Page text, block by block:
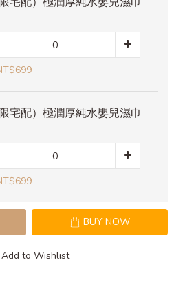
宅配）極潤厚純水嬰兒濕巾
BUY NOW
Add to Wishlist